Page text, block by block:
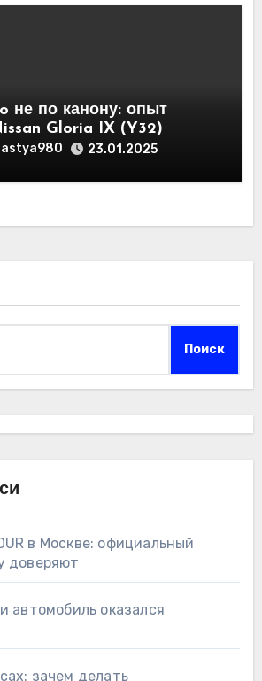
не по канону: опыт
Gloria IX (Y32)
23.01.2025
Поиск
в Москве: официальный
доверяют
автомобиль оказался
зачем делать